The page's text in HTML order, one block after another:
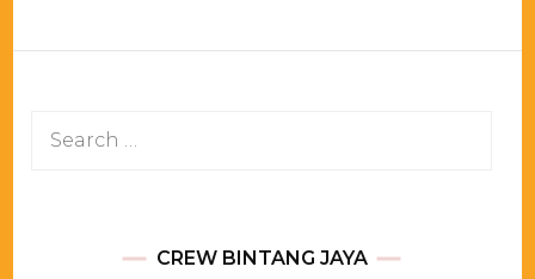
Search
CREW BINTANG JAYA